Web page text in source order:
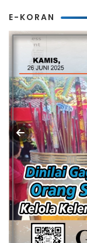
E-KORAN